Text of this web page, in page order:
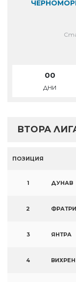
00
ДНИ
ВТОРА
ПОЗИЦИЯ
1 ДУНАВ
2
3 ЯНТРА
4 ВИХРЕН